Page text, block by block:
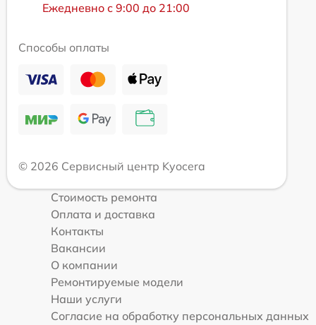
Ежедневно с 9:00 до 21:00
Способы оплаты
© 2026 Сервисный центр Kyocera
Стоимость ремонта
Оплата и доставка
Контакты
Вакансии
О компании
Ремонтируемые модели
Наши услуги
Согласие на обработку персональных данных